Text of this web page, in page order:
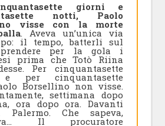
giorni e
notti, Paolo
visse con la morte
. Aveva un’unica via
il tempo, batterli sul
prendere per la gola i
prima che Totò Riina
Per cinquantasette
per cinquantasette
Borsellino non visse.
settimana dopo
ora dopo ora. Davanti
Che sapeva,
Il procuratore